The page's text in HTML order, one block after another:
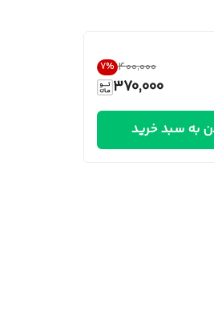
۴۰۰٬۰۰۰ 7%
370,000
به سبد خرید